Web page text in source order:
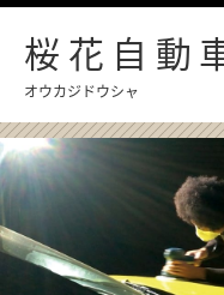
桜花自動
オウカジドウシャ